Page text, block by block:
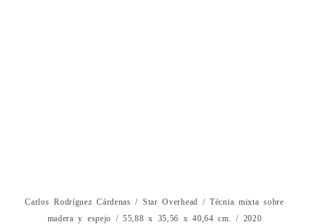
Carlos Rodríguez Cárdenas / Star Overhead / Técnia mixta sobre
madera y espejo / 55,88 x 35,56 x 40,64 cm. / 2020